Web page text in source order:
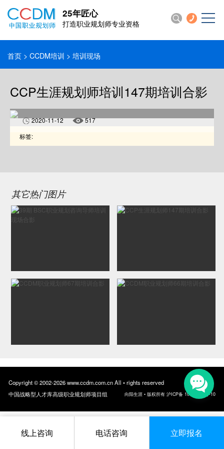
25年匠心
打造职业规划师专业资格
首页 >CCDM培训 > 培训现场
CCP生涯规划师培训147期培训合影
2020-11-12
517
标签:
其它热门图片
Copyright © 2002-2026 www.ccdm.com.cn All • rights reserved
中国战略型人才库高级职业规划师项目组
向阳生涯 • 版权所有 沪ICP备 10018957号-10
线上咨询 电话咨询 立即报名